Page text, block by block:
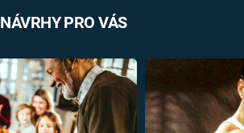
NÁVRHY PRO VÁS